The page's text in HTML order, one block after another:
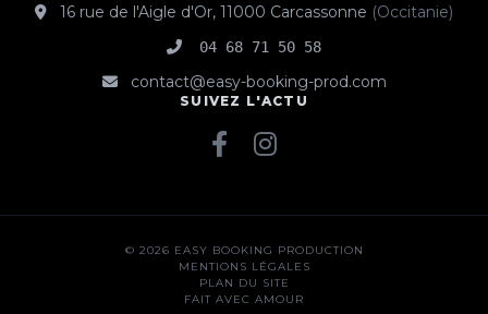
16 rue de l'Aigle d'Or, 11000 Carcassonne (Occitanie)
04 68 71 50 58
contact@easy-booking-prod.com
SUIVEZ L'ACTU
© 2026 EASY BOOKING PRODUCTION
MENTIONS LÉGALES
PLAN DU SITE
FAIT AVEC AMOUR